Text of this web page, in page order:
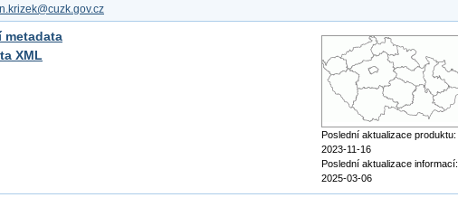
metadata
XML
Poslední aktualizace produktu:
2023-11-16
Poslední aktualizace informací:
2025-03-06